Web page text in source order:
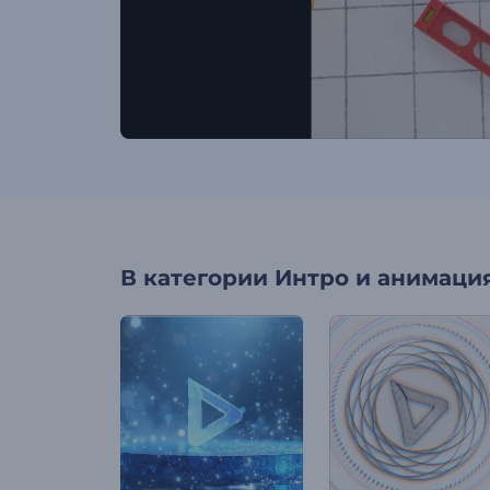
В категории Интро и